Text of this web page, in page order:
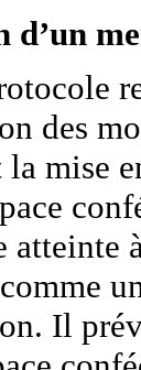
d’un
des
la mise
atteinte
Il